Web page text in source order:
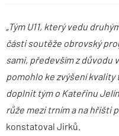
„Tým U11, který vedu
části soutěže obrovský
sami, především z důvodu
pomohlo ke zvýšení
doplnit tým o Kateřinu
růže mezi trním a na hřišti
konstatoval Jirků.